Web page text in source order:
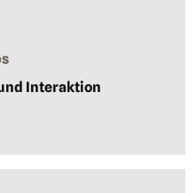
Interaktion